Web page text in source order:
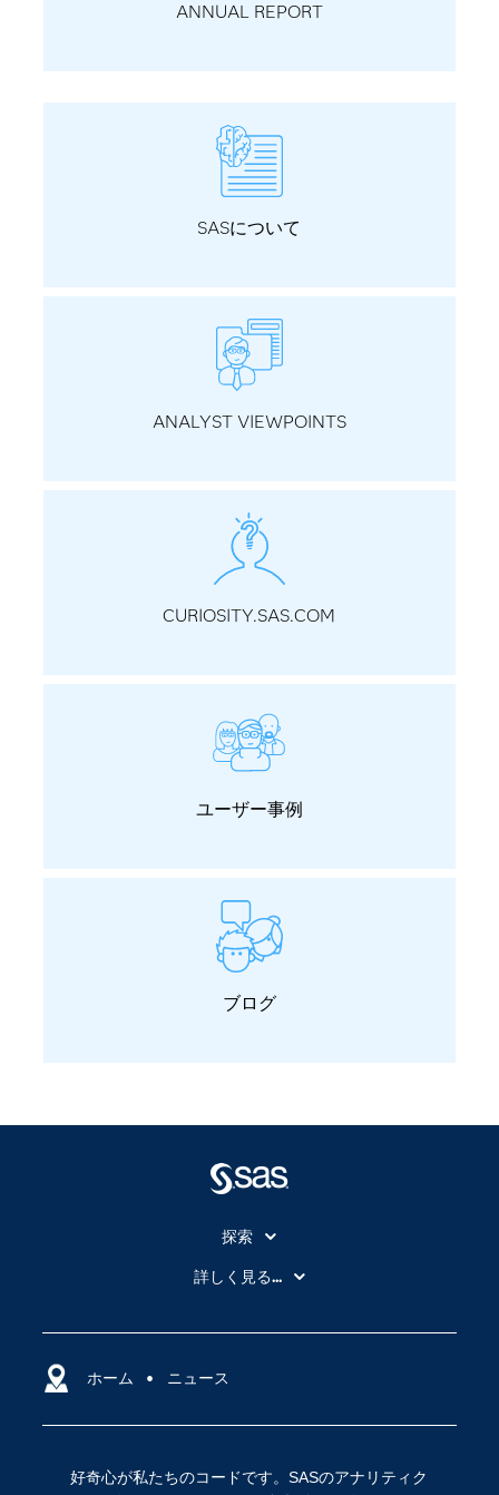
ANNUAL REPORT
SASについて
ANALYST VIEWPOINTS
CURIOSITY.SAS.COM
ユーザー事例
ブログ
ホーム ニュース
好奇心が私たちのコードです。SASのアナリティク
探索
My SAS
SASを選ぶ理由
アクセシビリティ
サポート
詳しく見る...
クラウド・コンピューティング
IoT